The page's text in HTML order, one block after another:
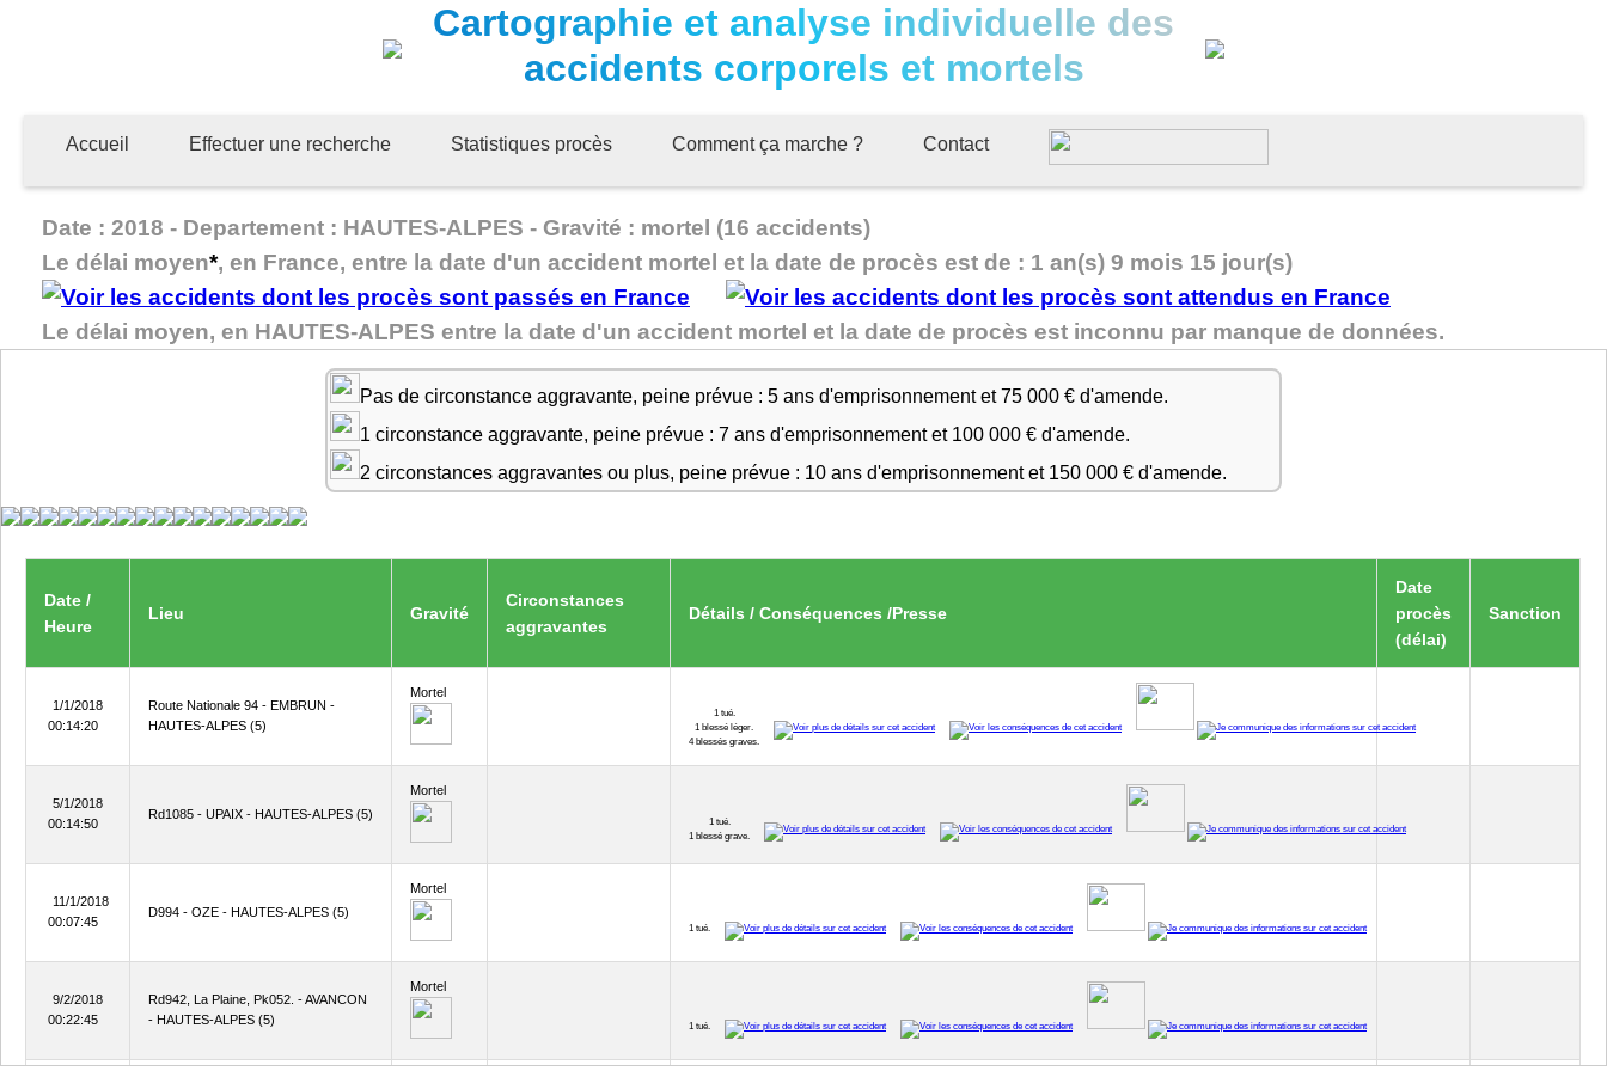
Cartographie et analyse individuelle des
accidents corporels et mortels
Accueil Effectuer une recherche Statistiques procès Comment ça marche ? Contact
Date : 2018 - Departement : HAUTES-ALPES - Gravité : mortel (16 accidents)
Le délai moyen*, en France, entre la date d'un accident mortel et la date de procès est de : 1 an(s) 9 mois 15 jour(s)
Le délai moyen, en HAUTES-ALPES entre la date d'un accident mortel et la date de procès est inconnu par manque de données.
Pas de circonstance aggravante, peine prévue : 5 ans d'emprisonnement et 75 000 € d'amende.
1 circonstance aggravante, peine prévue : 7 ans d'emprisonnement et 100 000 € d'amende.
2 circonstances aggravantes ou plus, peine prévue : 10 ans d'emprisonnement et 150 000 € d'amende.
Date /
Heure
Lieu Gravité
Circonstances
aggravantes
Détails / Conséquences /Presse
Date
procès
(délai)
Sanction
1/1/2018
00:14:20
Route Nationale 94 - EMBRUN -
HAUTES-ALPES (5)
Mortel
1 tué.
1 blessé léger.
4 blessés graves.
5/1/2018
00:14:50
Rd1085 - UPAIX - HAUTES-ALPES (5)
Mortel
1 tué.
1 blessé grave.
11/1/2018
00:07:45
D994 - OZE - HAUTES-ALPES (5)
Mortel
1 tué.
9/2/2018
00:22:45
Rd942, La Plaine, Pk052. - AVANCON
- HAUTES-ALPES (5)
Mortel
1 tué.